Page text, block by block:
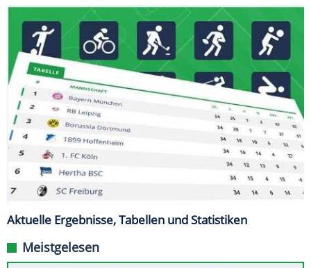
Aktuelle Ergebnisse, Tabellen und Statistiken
Meistgelesen